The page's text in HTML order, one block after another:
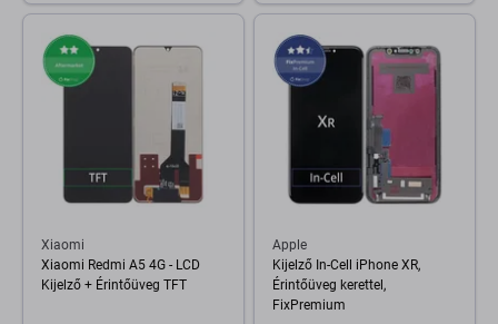
Xiaomi
Xiaomi Redmi A5 4G - LCD
Kijelző + Érintőüveg TFT
Apple
Kijelző In-Cell iPhone XR,
Érintőüveg kerettel,
FixPremium